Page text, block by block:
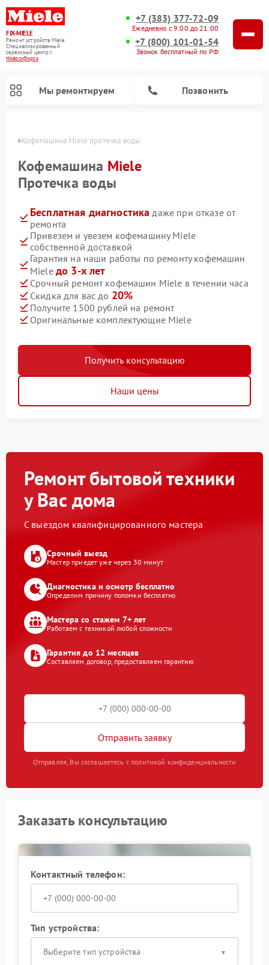
FIX-MIELE
Ремонт устройств Miele
Специализированный
cервисный центр г.
Новосибирск
+7 (383) 377-72-09
Ежедневно с 9:00 до 21:00
+7 (800) 101-01-54
Звонок бесплатный по РФ
Мы ремонтируем Позвонить
Кофемашина Miele протечка воды
Кофемашина Miele
Протечка воды
Бесплатная диагностика даже при отказе от
ремонта
Привезем и увезем кофемашину Miele
собственной доставкой
Гарантия на наши работы по ремонту кофемашин
Miele до 3-х лет
Срочный ремонт кофемашин Miele в течении часа
Скидка для вас до 20%
Получите 1500 рублей на ремонт
Оригинальные комплектующие Miele
Получить консультацию
Наши цены
Ремонт бытовой техники
у Вас дома
С выездом квалифицированного мастера
Срочный выезд
Мастер приедет уже через 30 минут
Диагностика и осмотр бесплатно
Определим причину поломки бесплатно
Мастера со стажем 7+ лет
Работаем с техникой любой сложности
Гарантия до 12 месяцев
Составляем договор, предоставляем гарантию
Отправить заявку
Отправляя, Вы соглашаетесь с политикой конфиденциальности
Заказать консультацию
Контактный телефон:
Тип устройства:
Выберите тип устройства